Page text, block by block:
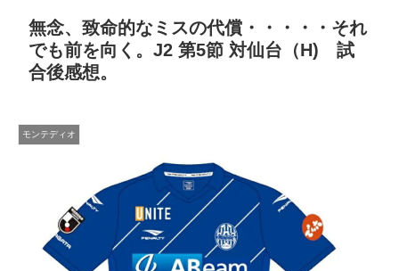
無念、致命的なミスの代償・・・・・それ
でも前を向く。J2 第5節 対仙台（H) 試
合後感想。
モンテディオ